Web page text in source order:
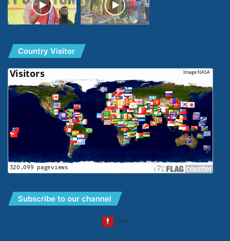
Country Visitor
Subscribe to our channel